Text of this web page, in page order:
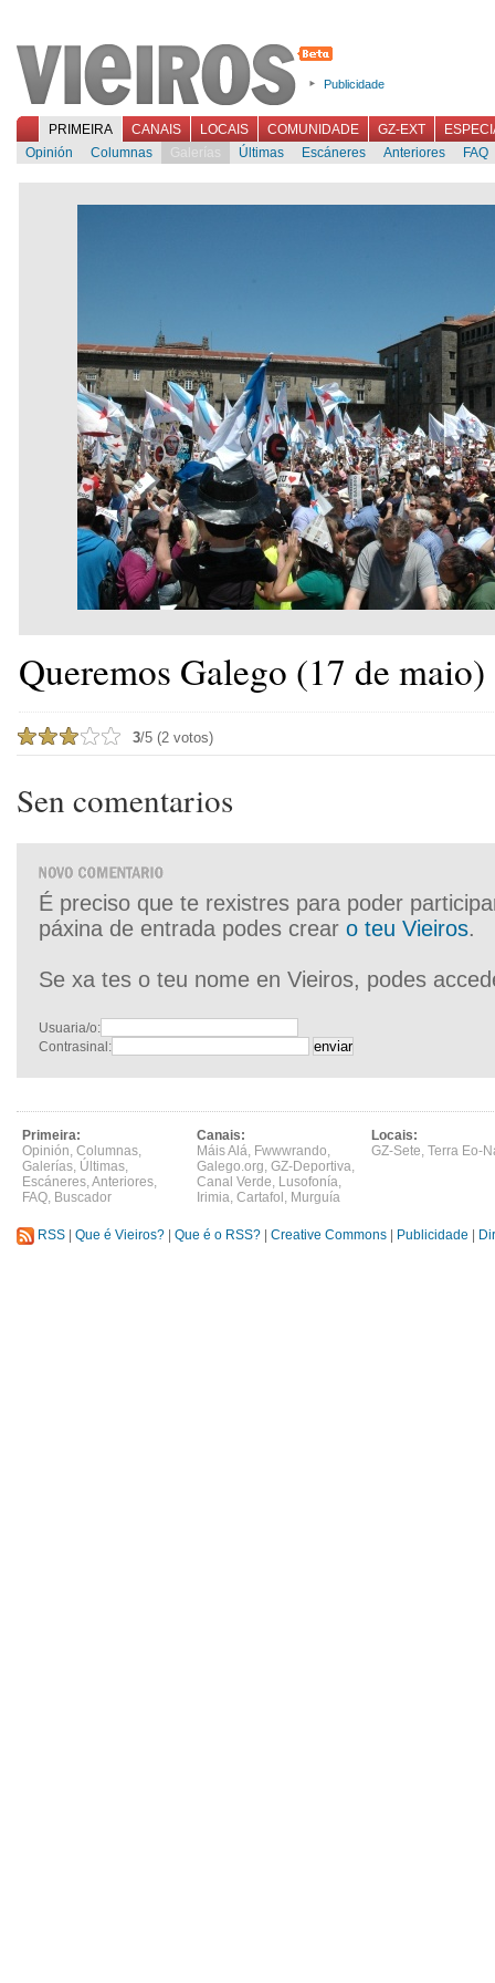
Publicidade
PRIMEIRA CANAIS LOCAIS COMUNIDADE GZ-EXT
Opinión
Columnas Galerías Últimas Escáneres Anteriores FAQ
Queremos Galego (17 de maio)
3/5 (2 votos)
Sen comentarios
É preciso que te rexistres para poder
páxina de entrada podes crear o teu Vieiros.
Se xa tes o teu nome en Vieiros, podes
Usuaria/o:
Contrasinal:
Primeira:
Opinión, Columnas,
Galerías, Últimas,
Escáneres,Anteriores,
FAQ, Buscador
Canais:
Máis Alá, Fwwwrando,
Galego.org, GZ-Deportiva,
Canal Verde, Lusofonía,
Irimia, Cartafol , Murguía
Locais:
GZ-Sete, Terra Eo-
RSS Que é Vieiros? Que é o RSS? Creative Commons Publicidade